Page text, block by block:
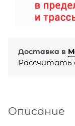
Доставка в
Рассчитать
Описание